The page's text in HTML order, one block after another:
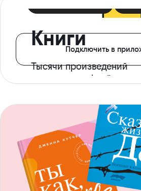
Книги
Тысячи произведений
с доступом офлайн
Подключить в